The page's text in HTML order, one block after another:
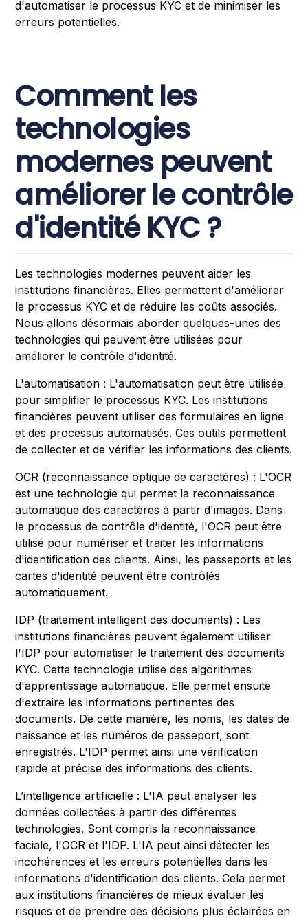
d'automatiser le processus KYC et de minimiser les
erreurs potentielles.
Comment les
technologies
modernes peuvent
améliorer le contrôle
d'identité KYC ?
Les technologies modernes peuvent aider les
institutions financières. Elles permettent d'améliorer
le processus KYC et de réduire les coûts associés.
Nous allons désormais aborder quelques-unes des
technologies qui peuvent être utilisées pour
améliorer le contrôle d'identité.
L'automatisation : L'automatisation peut être utilisée
pour simplifier le processus KYC. Les institutions
financières peuvent utiliser des formulaires en ligne
et des processus automatisés. Ces outils permettent
de collecter et de vérifier les informations des clients.
OCR (reconnaissance optique de caractères) : L'OCR
est une technologie qui permet la reconnaissance
automatique des caractères à partir d'images. Dans
le processus de contrôle d'identité, l'OCR peut être
utilisé pour numériser et traiter les informations
d'identification des clients. Ainsi, les passeports et les
cartes d'identité peuvent être contrôlés
automatiquement.
IDP (traitement intelligent des documents) : Les
institutions financières peuvent également utiliser
l'IDP pour automatiser le traitement des documents
KYC. Cette technologie utilise des algorithmes
d'apprentissage automatique. Elle permet ensuite
d'extraire les informations pertinentes des
documents. De cette manière, les noms, les dates de
naissance et les numéros de passeport, sont
enregistrés. L'IDP permet ainsi une vérification
rapide et précise des informations des clients.
L’intelligence artificielle : L'IA peut analyser les
données collectées à partir des différentes
technologies. Sont compris la reconnaissance
faciale, l'OCR et l'IDP. L'IA peut ainsi détecter les
incohérences et les erreurs potentielles dans les
informations d'identification des clients. Cela permet
aux institutions financières de mieux évaluer les
risques et de prendre des décisions plus éclairées en